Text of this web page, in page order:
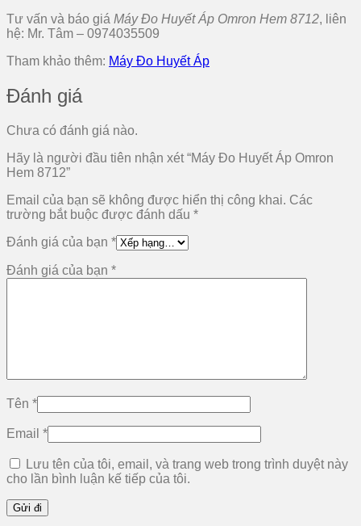
Tư vấn và báo giá Máy Đo Huyết Áp Omron Hem 8712, liên
hệ: Mr. Tâm – 0974035509
Tham khảo thêm: Máy Đo Huyết Áp
Đánh giá
Chưa có đánh giá nào.
Hãy là người đầu tiên nhận xét “Máy Đo Huyết Áp Omron
Hem 8712”
Email của bạn sẽ không được hiển thị công khai. Các
trường bắt buộc được đánh dấu *
Đánh giá của bạn *
Đánh giá của bạn *
Tên *
Email *
Lưu tên của tôi, email, và trang web trong trình duyệt này
cho lần bình luận kế tiếp của tôi.